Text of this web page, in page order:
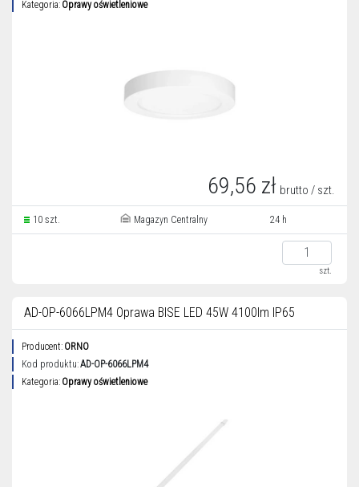
Kategoria: Oprawy oświetleniowe
69,56 zł brutto / szt.
10 szt. Magazyn Centralny 24 h
szt.
AD-OP-6066LPM4 Oprawa BISE LED 45W 4100lm IP65
Producent: ORNO
Kod produktu:AD-OP-6066LPM4
Kategoria: Oprawy oświetleniowe